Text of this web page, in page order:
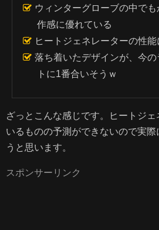
ウィンターグローブの中で
作感に優れている
ヒートジェネレーターの性能
落ち着いたデザインが、今
トに1番合いそうｗ
ざっとこんな感じです。ヒートジ
いるものの予測ができないので実際
うと思います。
スポンサーリンク